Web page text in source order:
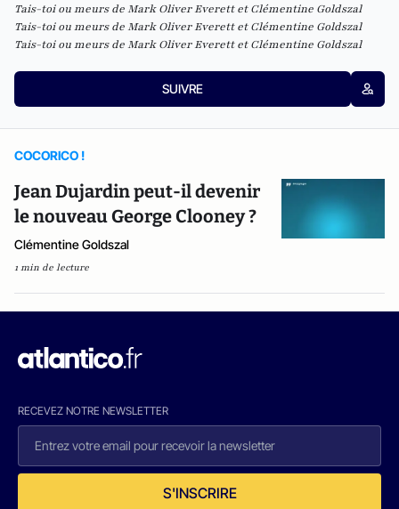
Tais-toi ou meurs de Mark Oliver Everett et Clémentine Goldszal
Tais-toi ou meurs de Mark Oliver Everett et Clémentine Goldszal
Tais-toi ou meurs de Mark Oliver Everett et Clémentine Goldszal
SUIVRE
COCORICO !
Jean Dujardin peut-il devenir
le nouveau George Clooney ?
Clémentine Goldszal
1 min de lecture
RECEVEZ NOTRE NEWSLETTER
S'INSCRIRE